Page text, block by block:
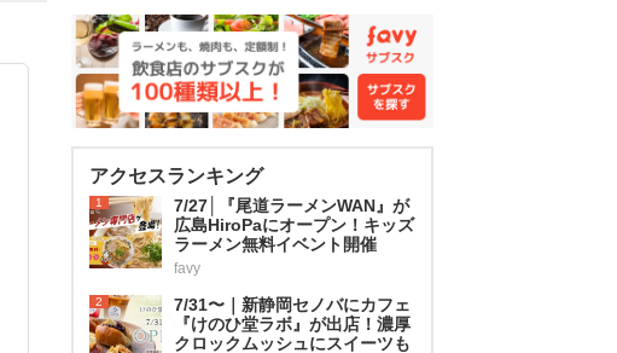
アクセスランキング
1
7/27│『尾道ラーメンWAN』が
広島HiroPaにオープン！キッズ
ラーメン無料イベント開催
favy
2
7/31〜｜新静岡セノバにカフェ
『けのひ堂ラボ』が出店！濃厚
クロックムッシュにスイーツも